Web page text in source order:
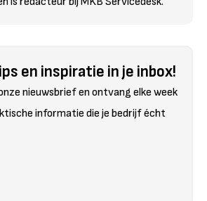
en inspiratie in je inbox!
nieuwsbrief en ontvang elke week
informatie die je bedrijf écht